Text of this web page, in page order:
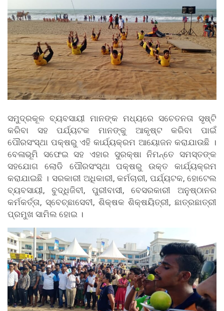
ସମୁଦ୍ରକୂଳ ବ୍ୟବସାୟୀ ମାନଙ୍କ ମଧ୍ୟରେ ସଚେତନତା ସୃଷ୍ଟି
କରିବା ସହ ପର୍ଯ୍ୟଟକ ମାନଙ୍କୁ ଆକୃଷ୍ଟ କରିବା ପାଇଁ
ପୌରସଂସ୍ଥା ପକ୍ଷରୁ ଏହି କାର୍ଯ୍ୟକ୍ରମ ଆୟୋଜନ କରାଯାଉଛି ।
ବେଳାଭୂମି ସଫେଇ ସହ ଏହାର ସୁରକ୍ଷା ନିମନ୍ତେ ସମସ୍ତଙ୍କ
ସହଯୋଗ ଲୋଡି ପୌରସଂସ୍ଥା ପକ୍ଷରୁ ଉକ୍ତ କାର୍ଯ୍ୟକ୍ରମ
କରାଯାଇଛି । ସରକାରୀ ଅଧିକାରୀ, କର୍ମଚାରୀ, ପର୍ଯ୍ୟଟକ, ହୋଟେଲ
ବ୍ୟବସାୟୀ, ବୁଦ୍ଧିଜିବୀ, ପୁରୀବାସୀ, ବେସରକାରୀ ଅନୁଷ୍ଠାନର
କର୍ମକର୍ତ୍ତା, ସ୍ବେଚ୍ଛାସେବୀ, ଶିକ୍ଷକ ଶିକ୍ଷୟିତ୍ରୀ, ଛାତ୍ରଛାତ୍ରୀ
ପ୍ରମୁଖ ସାମିଲ ହୋଇ ।